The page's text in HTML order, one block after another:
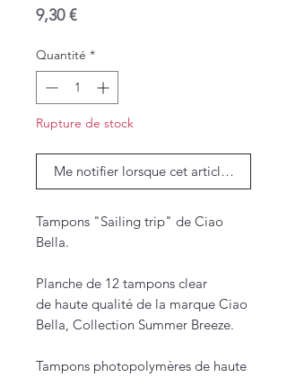
9,30 €Prix
Quantité *
Rupture de stock
Me notifier lorsque cet article est
Tampons "Sailing trip" de Ciao
Bella.
Planche de 12 tampons clear
de haute qualité de la marque Ciao
Bella, Collection Summer Breeze.
Tampons photopolymères de haute